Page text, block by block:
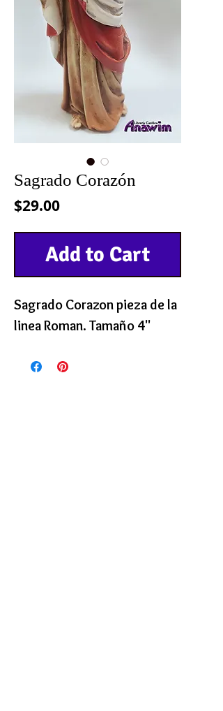
Sagrado Corazón
$29.00Precio
Add to Cart
Sagrado Corazon pieza de la
linea Roman. Tamaño 4"